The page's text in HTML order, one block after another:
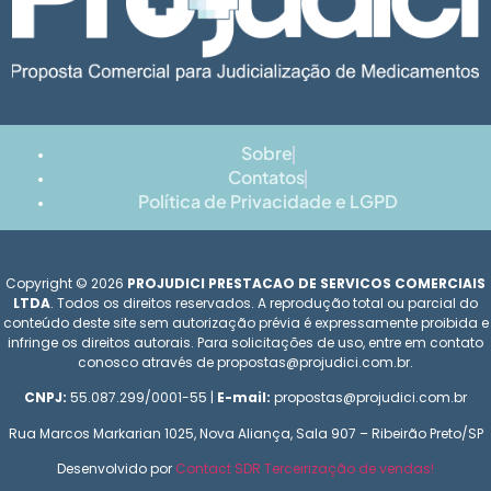
Sobre
Contatos
Política de Privacidade e LGPD
Copyright © 2026 PROJUDICI PRESTACAO DE SERVICOS COMERCIAIS
LTDA. Todos os direitos reservados. A reprodução total ou parcial do
conteúdo deste site sem autorização prévia é expressamente proibida e
infringe os direitos autorais. Para solicitações de uso, entre em contato
conosco através de propostas@projudici.com.br.
CNPJ: 55.087.299/0001-55 | E-mail: propostas@projudici.com.br
Rua Marcos Markarian 1025, Nova Aliança, Sala 907 – Ribeirão Preto/SP
Desenvolvido por Contact SDR Terceirização de vendas!